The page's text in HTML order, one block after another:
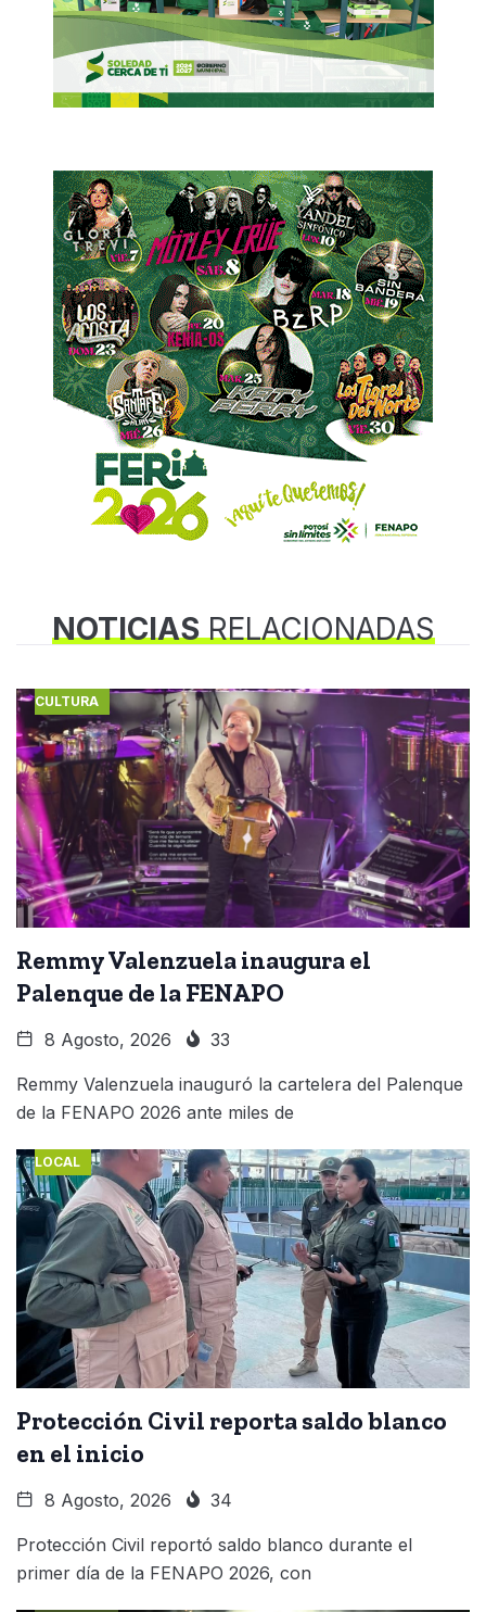
NOTICIASRELACIONADAS
CULTURA
Remmy Valenzuela inaugura el
Palenque de la FENAPO
8 Agosto, 2026 33
Remmy Valenzuela inauguró la cartelera del Palenque
de la FENAPO 2026 ante miles de
LOCAL
Protección Civil reporta saldo blanco
en el inicio
8 Agosto, 2026 34
Protección Civil reportó saldo blanco durante el
primer día de la FENAPO 2026, con